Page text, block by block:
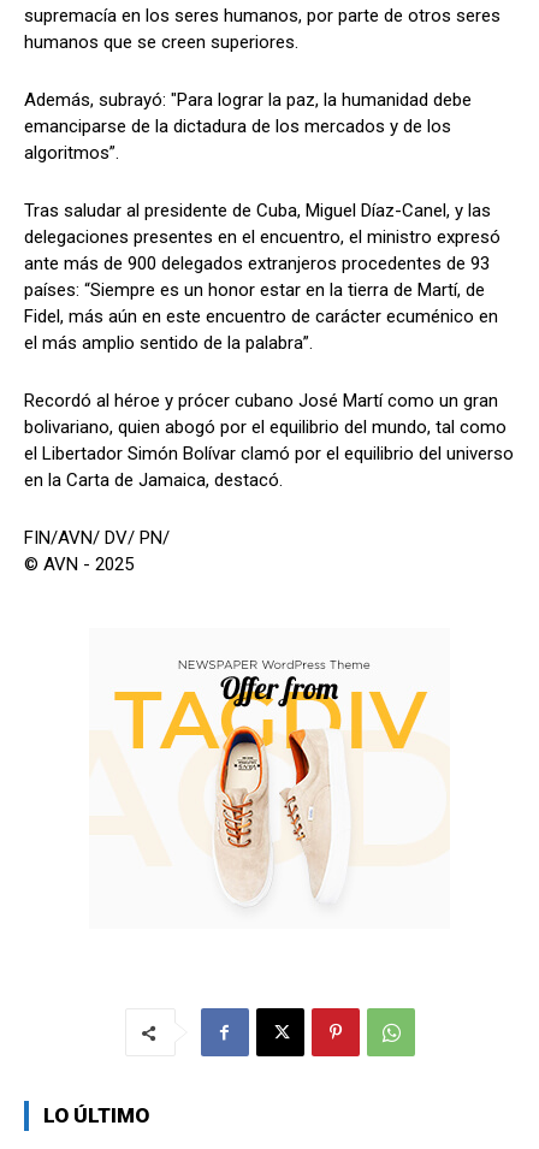
supremacía en los seres humanos, por parte de otros seres
humanos que se creen superiores.
Además, subrayó: "Para lograr la paz, la humanidad debe
emanciparse de la dictadura de los mercados y de los
algoritmos”.
Tras saludar al presidente de Cuba, Miguel Díaz-Canel, y las
delegaciones presentes en el encuentro, el ministro expresó
ante más de 900 delegados extranjeros procedentes de 93
países: “Siempre es un honor estar en la tierra de Martí, de
Fidel, más aún en este encuentro de carácter ecuménico en
el más amplio sentido de la palabra”.
Recordó al héroe y prócer cubano José Martí como un gran
bolivariano, quien abogó por el equilibrio del mundo, tal como
el Libertador Simón Bolívar clamó por el equilibrio del universo
en la Carta de Jamaica, destacó.
FIN/AVN/ DV/ PN/
© AVN - 2025
LO ÚLTIMO